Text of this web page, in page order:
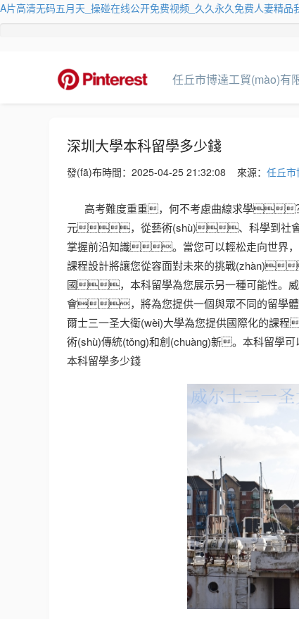
A片高清无码五月天_操碰在线公开免费视频_久久永久免费人妻精品
任丘市博達工貿(mào)有
深圳大學本科留學多少錢
發(fā)布時間： 2025-04-25 21:32:08 來源： 任丘
高考難度重重，何不考慮曲線求學
元，從藝術(shù)、科學到社會
掌握前沿知識。當您可以輕松走向世界，
課程設計將讓您從容面對未來的挑戰
國，本科留學為您展示另一種可能性。
會，將為您提供一個與眾不同的留
爾士三一圣大衛(wèi)大學為您提供國際化的課
術(shù)傳統(tǒng)和創(chuàng)新。本科留學
本科留學多少錢